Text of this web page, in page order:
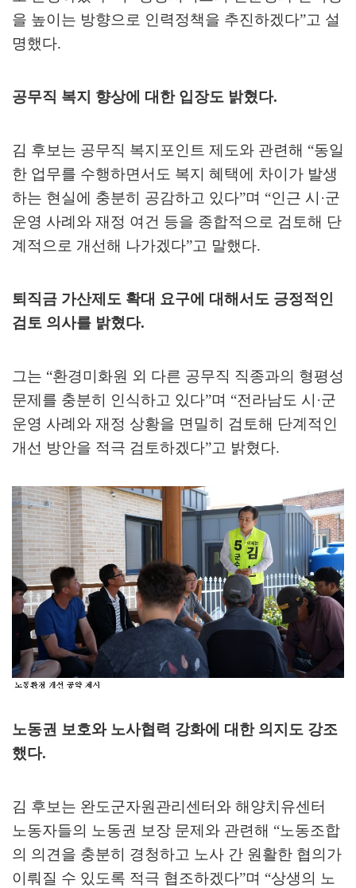
을 높이는 방향으로 인력정책을 추진하겠다”고 설
명했다.
공무직 복지 향상에 대한 입장도 밝혔다.
김 후보는 공무직 복지포인트 제도와 관련해 “동일
한 업무를 수행하면서도 복지 혜택에 차이가 발생
하는 현실에 충분히 공감하고 있다”며 “인근 시 ·군
운영 사례와 재정 여건 등을 종합적으로 검토해 단
계적으로 개선해 나가겠다”고 말했다.
퇴직금 가산제도 확대 요구에 대해서도 긍정적인
검토 의사를 밝혔다.
그는 “환경미화원 외 다른 공무직 직종과의 형평성
문제를 충분히 인식하고 있다”며 “전라남도 시 ·군
운영 사례와 재정 상황을 면밀히 검토해 단계적인
개선 방안을 적극 검토하겠다”고 밝혔다.
노동권 보호와 노사협력 강화에 대한 의지도 강조
했다.
김 후보는 완도군자원관리센터와 해양치유센터
노동자들의 노동권 보장 문제와 관련해 “노동조합
의 의견을 충분히 경청하고 노사 간 원활한 협의가
이뤄질 수 있도록 적극 협조하겠다”며 “상생의 노